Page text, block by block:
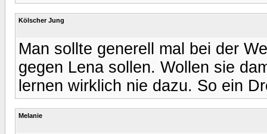
Kölscher Jung
Man sollte generell mal bei der
gegen Lena sollen. Wollen sie
lernen wirklich nie dazu. So ein
Melanie